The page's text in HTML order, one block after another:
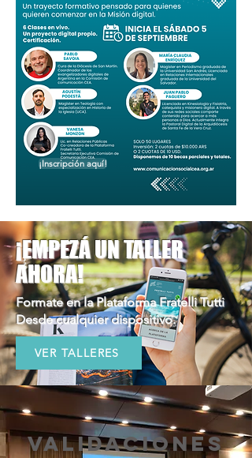
¡Inscripción aquí!
¡EMPEZÁ UN TALLER
AHORA!
Formate en la Plataforma Fratelli Tutti
Desde cualquier dispositivo.
VER TALLERES
Validaciones